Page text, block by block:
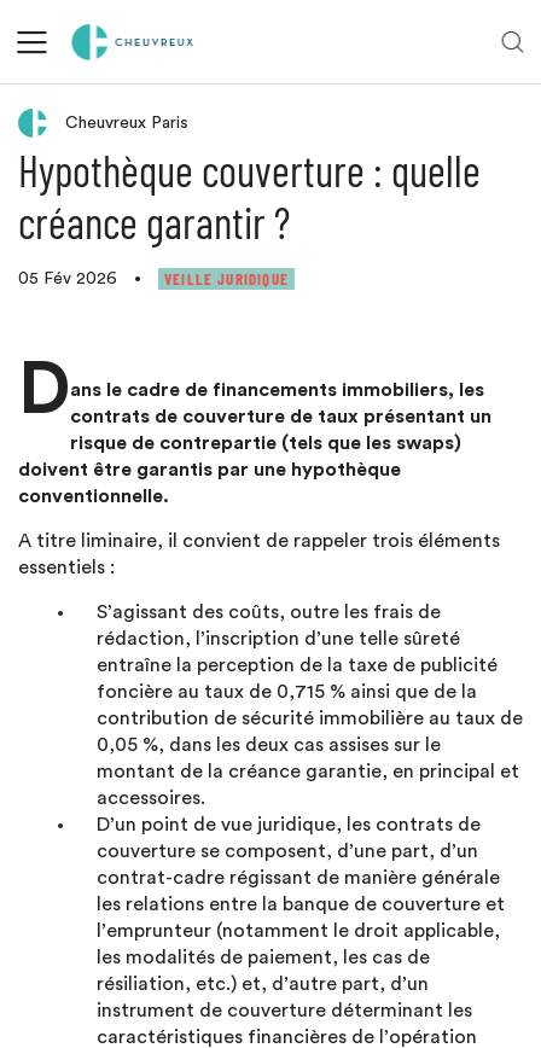
Retour aux actualités
Cheuvreux Paris
Hypothèque couverture : quelle
créance garantir ?
05 Fév 2026 • VEILLE JURIDIQUE
Dans le cadre de financements immobiliers, les
contrats de couverture de taux présentant un
risque de contrepartie (tels que les swaps)
doivent être garantis par une hypothèque
conventionnelle.
A titre liminaire, il convient de rappeler trois éléments
essentiels :
S’agissant des coûts, outre les frais de
rédaction, l’inscription d’une telle sûreté
entraîne la perception de la taxe de publicité
foncière au taux de 0,715 % ainsi que de la
contribution de sécurité immobilière au taux de
0,05 %, dans les deux cas assises sur le
montant de la créance garantie, en principal et
accessoires.
D’un point de vue juridique, les contrats de
couverture se composent, d’une part, d’un
contrat-cadre régissant de manière générale
les relations entre la banque de couverture et
l’emprunteur (notamment le droit applicable,
les modalités de paiement, les cas de
résiliation, etc.) et, d’autre part, d’un
instrument de couverture déterminant les
caractéristiques financières de l’opération